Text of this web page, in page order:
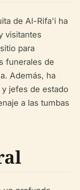
de Al-Rifa'i ha
visitantes
para
funerales de
Además, ha
jefes de estado
a las tumbas